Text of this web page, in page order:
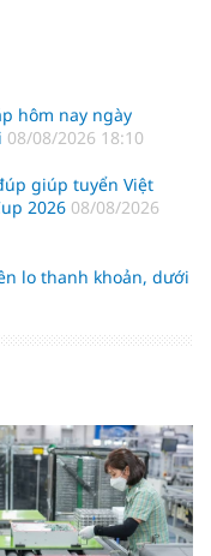
hôm nay ngày
08/08/2026 18:10
giúp tuyển Việt
2026 08/08/2026
lo thanh khoản, dưới